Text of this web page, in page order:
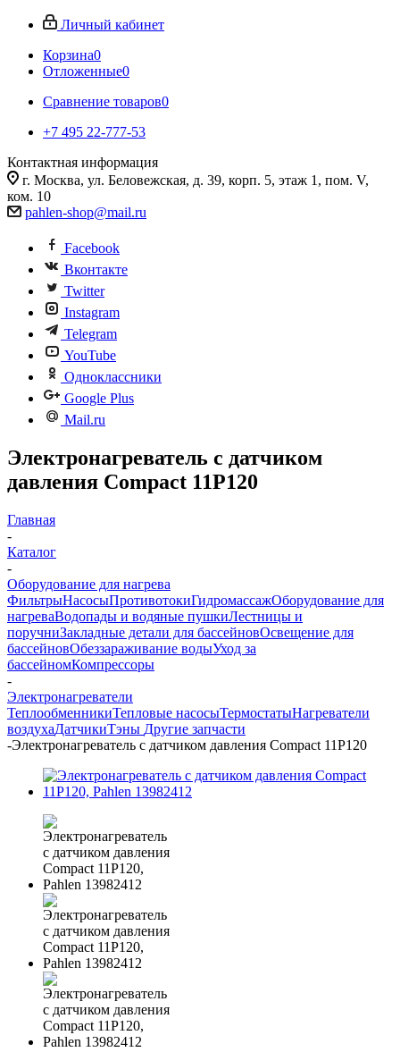
Личный кабинет
Корзина0
Отложенные0
Сравнение товаров0
+7 495 22-777-53
Контактная информация
г. Москва, ул. Беловежская, д. 39, корп. 5, этаж 1, пом. V,
ком. 10
pahlen-shop@mail.ru
Facebook
Вконтакте
Twitter
Instagram
Telegram
YouTube
Одноклассники
Google Plus
Mail.ru
Электронагреватель с датчиком
давления Compact 11P120
Главная
-
Каталог
-
Оборудование для нагрева
ФильтрыНасосыПротивотокиГидромассажОборудование для
нагреваВодопады и водяные пушкиЛестницы и
поручниЗакладные детали для бассейновОсвещение для
бассейновОбеззараживание водыУход за
бассейномКомпрессоры
-
Электронагреватели
ТеплообменникиТепловые насосыТермостатыНагреватели
воздухаДатчикиТэны Другие запчасти
-Электронагреватель с датчиком давления Compact 11P120